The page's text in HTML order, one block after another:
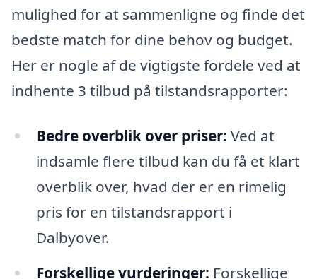
mulighed for at sammenligne og finde det
bedste match for dine behov og budget.
Her er nogle af de vigtigste fordele ved at
indhente 3 tilbud på tilstandsrapporter:
Bedre overblik over priser: Ved at
indsamle flere tilbud kan du få et klart
overblik over, hvad der er en rimelig
pris for en tilstandsrapport i
Dalbyover.
Forskellige vurderinger: Forskellige